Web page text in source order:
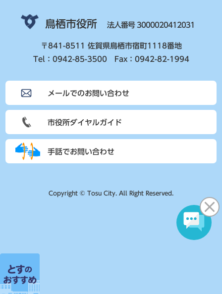
鳥栖市役所 法人番号 3000020412031
〒841-8511 佐賀県鳥栖市宿町1118番地
Tel：0942-85-3500 Fax：0942-82-1994
メールでのお問い合わせ
市役所ダイヤルガイド
手話でお問い合わせ
Copyright © Tosu City. All Right Reserved.